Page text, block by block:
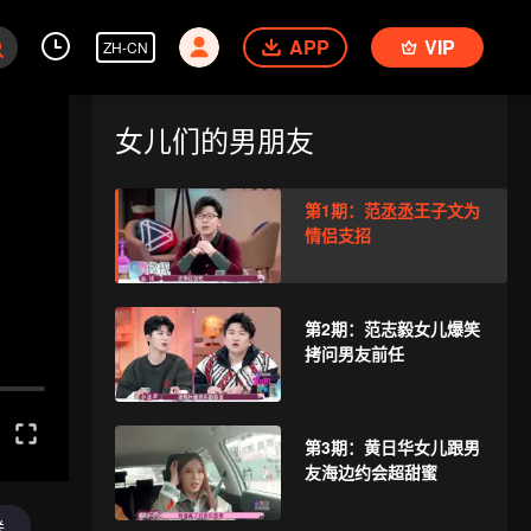
ZH-CN APP VIP
女儿们的男朋友
第1期：范丞丞王子文为
情侣支招
第2期：范志毅女儿爆笑
拷问男友前任
第3期：黄日华女儿跟男
友海边约会超甜蜜